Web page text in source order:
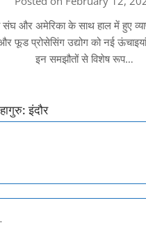
संघ और अमेरिका के साथ हाल में हुए
फूड प्रोसेसिंग उद्योग को नई
इन समझौतों से विशेष रूप…
इंदौर